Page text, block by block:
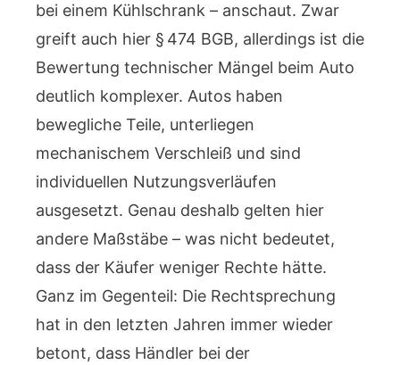
bei einem Kühlschrank – anschaut. Zwar
greift auch hier § 474 BGB, allerdings ist die
Bewertung technischer Mängel beim Auto
deutlich komplexer. Autos haben
bewegliche Teile, unterliegen
mechanischem Verschleiß und sind
individuellen Nutzungsverläufen
ausgesetzt. Genau deshalb gelten hier
andere Maßstäbe – was nicht bedeutet,
dass der Käufer weniger Rechte hätte.
Ganz im Gegenteil: Die Rechtsprechung
hat in den letzten Jahren immer wieder
betont, dass Händler bei der